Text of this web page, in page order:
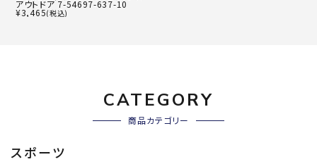
アウトドア 7-54697-637-10
¥3,465(税込)
CATEGORY
商品カテゴリー
スポーツ